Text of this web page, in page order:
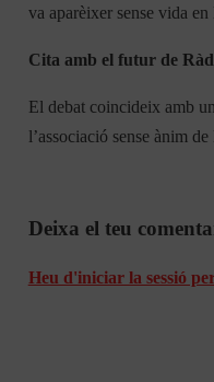
va aparèixer sense vida
Cita amb el futur de
El debat coincideix amb
l’associació sense ànim
Deixa el teu
Heu d'iniciar la sessió